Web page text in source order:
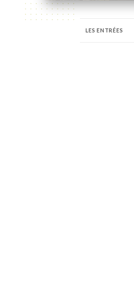
LES ENTRÉES